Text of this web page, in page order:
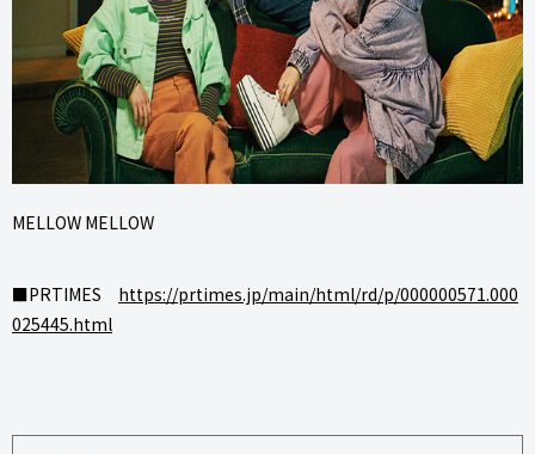
MELLOW MELLOW
■PRTIMES https://prtimes.jp/main/html/rd/p/000000571.000
025445.html